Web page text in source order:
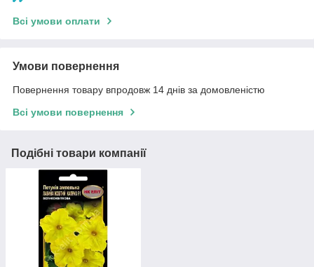
Всі умови оплати
Умови повернення
Повернення товару впродовж 14 днів за домовленістю
Всі умови повернення
Подібні товари компанії